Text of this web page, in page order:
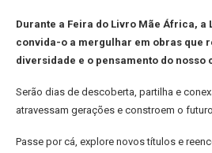
Durante a Feira do Livro Mãe África, a
convida-o a mergulhar em obras que
diversidade e o pensamento do nosso
Serão dias de descoberta, partilha e
atravessam gerações e constroem o
Passe por cá, explore novos títulos e